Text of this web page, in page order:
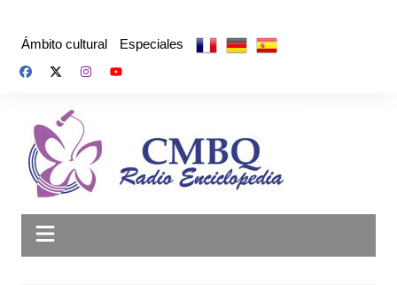
Ámbito cultural Especiales